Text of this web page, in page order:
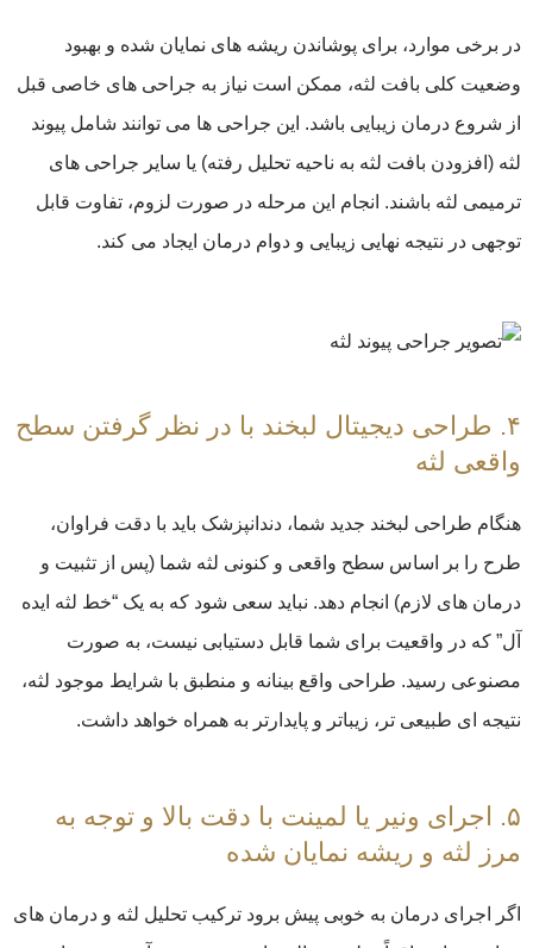
در برخی موارد، برای پوشاندن ریشه های نمایان شده و بهبود
وضعیت کلی بافت لثه، ممکن است نیاز به جراحی های خاصی قبل
از شروع درمان زیبایی باشد. این جراحی ها می توانند شامل پیوند
لثه (افزودن بافت لثه به ناحیه تحلیل رفته) یا سایر جراحی های
ترمیمی لثه باشند. انجام این مرحله در صورت لزوم، تفاوت قابل
توجهی در نتیجه نهایی زیبایی و دوام درمان ایجاد می کند.
۴. طراحی دیجیتال لبخند با در نظر گرفتن سطح
واقعی لثه
هنگام طراحی لبخند جدید شما، دندانپزشک باید با دقت فراوان،
طرح را بر اساس سطح واقعی و کنونی لثه شما (پس از تثبیت و
درمان های لازم) انجام دهد. نباید سعی شود که به یک “خط لثه ایده
آل” که در واقعیت برای شما قابل دستیابی نیست، به صورت
مصنوعی رسید. طراحی واقع بینانه و منطبق با شرایط موجود لثه،
نتیجه ای طبیعی تر، زیباتر و پایدارتر به همراه خواهد داشت.
۵. اجرای ونیر یا لمینت با دقت بالا و توجه به
مرز لثه و ریشه نمایان شده
اگر اجرای درمان به خوبی پیش برود ترکیب تحلیل لثه و درمان‌ های